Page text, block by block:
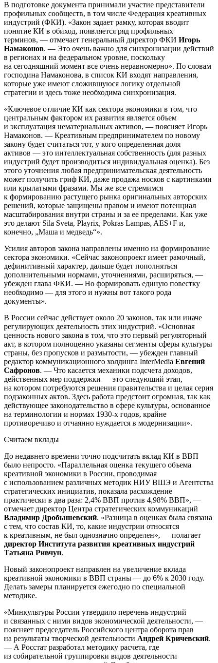
В подготовке документа принимали участие представители
профильных сообществ, в том числе Федерация креативных
индустрий (ФКИ). «Закон задает рамку, которая вводит
понятие КИ в обиход, появляется ряд профильных
терминов, — отмечает генеральный директор ФКИ Игорь
Намаконов. — Это очень важно для синхронизации действий
в регионах и на федеральном уровне, поскольку
на сегодняшний момент все очень неравномерно». По словам
господина Намаконова, в список КИ входят направления,
которые уже имеют сложившуюся логику отдельной
стратегии и здесь тоже необходима синхронизация.
«Ключевое отличие КИ как сектора экономики в том, что
центральным фактором их развития является объем
и эксплуатация нематериальных активов, — поясняет Игорь
Намаконов. — Креативным предпринимателем по новому
закону будет считаться тот, у кого определенная доля
активов — это интеллектуальная собственность (для разных
индустрий будет производиться индивидуальная оценка). Без
этого уточнения любая предпринимательская деятельность
может получить гриф КИ, даже продажа носков с картинками
или крылатыми фразами. Мы же все стремимся
к формированию растущего рынка оригинальных авторских
решений, которые защищены правом и имеют потенциал
масштабирования внутри страны и за ее пределами. Как уже
это делают Sila Sveta, Playrix, Pokras Lampas, AES+F и,
конечно, „Маша и медведь“».
Усилия авторов закона направлены именно на формирование
сектора экономики. «Сейчас законопроект имеет рамочный,
дефинитивный характер, дальше будет пополняться
дополнительными нормами, уточнениями, расширяться, —
убежден глава ФКИ. — Но формировать единую повестку
необходимо — для этого и нужны вот такого рода
документы».
В России сейчас действует около 20 законов, так или иначе
регулирующих деятельность этих индустрий. «Основная
ценность нового закона в том, что это первый регуляторный
акт, в котором полноценно указаны сегменты сферы культуры
страны, без пропусков и размытости, — убежден главный
редактор коммуникационного холдинга InterMedia Евгений
Сафронов. — Что касается механики подсчета доходов,
действенных мер поддержки — это следующий этап,
на котором потребуются решения правительства и целая серия
подзаконных актов. Здесь работа предстоит огромная, так как
действующее законодательство в сфере культуры, основанное
на терминологии и нормах 1930-х годов, крайне
противоречиво и отчаянно нуждается в модернизации».
Считаем вклады
До недавнего времени точно подсчитать вклад КИ в ВВП
было непросто. «Параллельная оценка текущего объема
креативной экономики в России, проводимая
с использованием различных методик НИУ ВШЭ и Агентства
стратегических инициатив, показала расхождение
практически в два раза: 2,4% ВВП против 4,98% ВВП», —
отмечает директор Центра стратегических коммуникаций
Владимир Дробышевский. «Разница в оценках была связана
с тем, что состав КИ, то, какие индустрии относятся
к креативным, не был однозначно определен», — полагает
директор Института развития креативных индустрий
Татьяна Ривчун.
Новый законопроект направлен на увеличение вклада
креативной экономики в ВВП страны — до 6% к 2030 году.
Делать замеры планируется ежегодно по специальной
методике.
«Минкультуры России утвердило перечень индустрий
и связанных с ними видов экономической деятельности, —
поясняет председатель Российского центра оборота прав
на результаты творческой деятельности Андрей Кричевский.
— А Росстат разработал методику расчета, где
из собирательной группировки видов деятельности